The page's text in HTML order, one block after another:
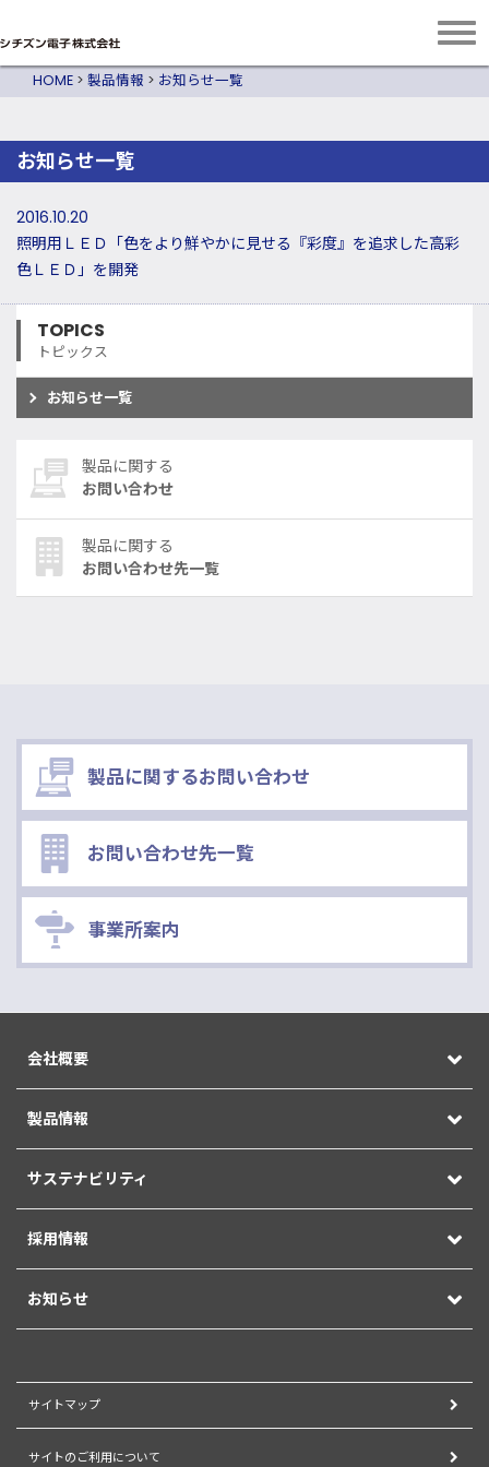
HOME > 製品情報 > お知らせ一覧
お知らせ一覧
2016.10.20
照明用ＬＥＤ「色をより鮮やかに見せる『彩度』を追求した高彩
色ＬＥＤ」を開発
TOPICS
トピックス
お知らせ一覧
製品に関する
お問い合わせ
製品に関する
お問い合わせ先一覧
製品に関するお問い合わせ
お問い合わせ先一覧
事業所案内
会社概要
製品情報
サステナビリティ
採用情報
お知らせ
サイトマップ
サイトのご利用について